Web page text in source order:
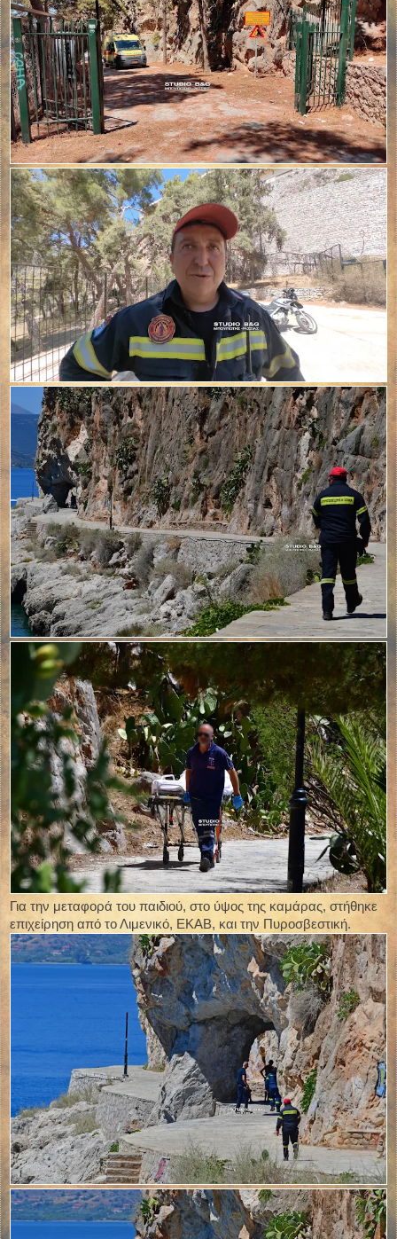
Για την μεταφορά του παιδιού, στο ύψος της καμάρας, στήθηκε
επιχείρηση από το Λιμενικό, ΕΚΑΒ, και την Πυροσβεστική.